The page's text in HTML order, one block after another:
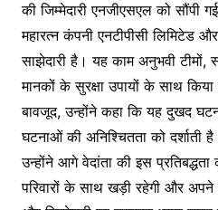
की जिम्मेदारी एनजीएसएल को सौंपी
महारत्न कंपनी एनटीपीसी लिमिटेड
साझेदारी है। यह काम अनुभवी टीमों,
मानकों के सुरक्षा उपायों के साथ
बावजूद, उन्होंने कहा कि यह दुखद
घटनाओं की अनिश्चितता को दर्शाती
उन्होंने आगे वेदांता की इस प्रतिबद्धता
परिवारों के साथ खड़ी रहेगी और अपने